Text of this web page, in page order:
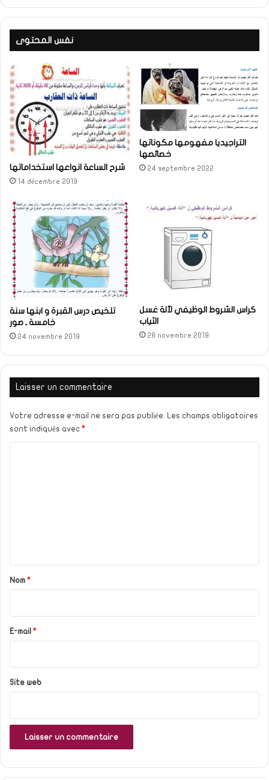
نفس المحتوى
شرح الساعة انواعها استخداماتها
14 décembre 2019
التراجيديا مفهومها مكوناتها
خصائصها
24 septembre 2022
تلخيص درس القبرة و ابنها سنة
خامسة ـ صور
24 novembre 2019
كراس الشروط الوظيفي لآلة غسل
الثياب
28 novembre 2019
Laisser un commentaire
Votre adresse e-mail ne sera pas publiée. Les champs obligatoires
sont indiqués avec *
a
r
e
Nom *
E-mail *
Site web